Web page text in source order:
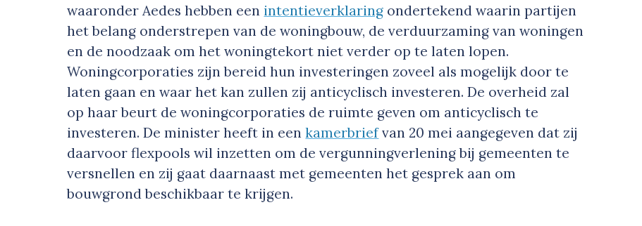
waaronder Aedes hebben een intentieverklaring ondertekend waarin partijen
het belang onderstrepen van de woningbouw, de verduurzaming van woningen
en de noodzaak om het woningtekort niet verder op te laten lopen.
Woningcorporaties zijn bereid hun investeringen zoveel als mogelijk door te
laten gaan en waar het kan zullen zij anticyclisch investeren. De overheid zal
op haar beurt de woningcorporaties de ruimte geven om anticyclisch te
investeren. De minister heeft in eenkamerbriefvan 20 mei aangegeven dat zij
daarvoor flexpools wil inzetten om de vergunningverlening bij gemeenten te
versnellen en zij gaat daarnaast met gemeenten het gesprek aan om
bouwgrond beschikbaar te krijgen.